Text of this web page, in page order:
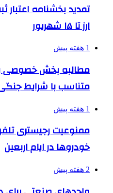
تمدید بخشنامه
ارز تا ۱۵ شهریور
1 هفته پیش
مطالبه بخش خصوصی
متناسب با شرایط
1 هفته پیش
ممنوعیت رجیستری
خودروها در ایام اربعین
2 هفته پیش